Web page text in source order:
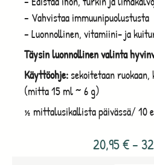
– Vahvistaa immuunipuolustusta
– Luonnollinen, vitamiini- ja
Täysin luonnollinen valinta
Käyttöohje: sekoitetaan
(mitta 15 ml ~ 6 g)
½ mittalusikallista päivässä/ 10
20,95€–